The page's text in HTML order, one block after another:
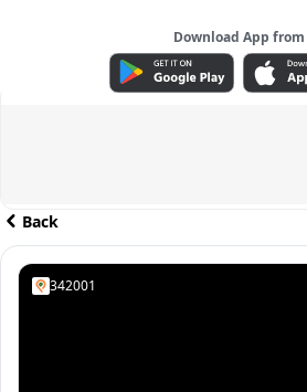
Download App from
ADVERTISEMENT
Back
342001